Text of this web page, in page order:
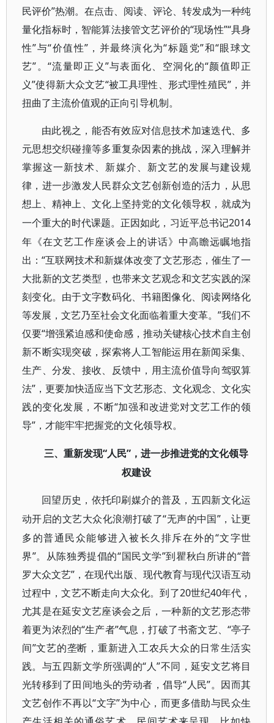
民评价”热潮。在点击、阅读、评论、转发成为一种纯
量化指标时，智能算法接管文艺评价的“现场性”“具身
性”与“价值性”，并最终演化为“标题党”和“眼球文
艺”。“流量即正义”与表面化、空洞化的“颜值即正
义”使得新大众文艺“被工具理性、形式理性殖民”，并
扭曲了主流价值观的正向引导机制。
由此视之，能否有效应对信息技术加速迭代、多
元思想交织碰撞等多重复杂因素的挑战，深入理解并
掌握这一新技术、新媒介、新文艺的发展与建设规
律，进一步激发人民群众文艺创新创造的活力，从思
想上、精神上、文化上坚持党的文化领导权，就成为
一个重大的时代课题。正因如此，习近平总书记2014
年《在文艺工作座谈会上的讲话》中高瞻远瞩地指
出：“互联网技术和新媒体改变了文艺形态，催生了一
大批新的文艺类型，也带来文艺观念和文艺实践的深
刻变化。由于文字数码化、书籍图像化、阅读网络化
等发展，文艺乃至社会文化面临着重大变革。”我们不
仅要“增强紧迫感和使命感，推动关键核心技术自主创
新不断实现突破，探索将人工智能运用在新闻采集、
生产、分发、接收、反馈中，用主流价值导向驾驭算
法”，更要加快适应当下文艺形态、文化观念、文化实
践的变化发展，不断“加强和改进党对文艺工作的领
导”，才能牢牢把握党的文化领导权。
三、重新发现“人民”，进一步推进党的文化领导
权建设
回望历史，依托印刷媒介的普及，五四新文化运
动开启的文艺大众化浪潮打破了“无声的中国”，让更
多的普通民众能够进入被长久排斥在外的“文字世
界”。从陈独秀提倡的“国民文学”到瞿秋白所讲的“普
罗大众文艺”，在现代出版、现代教育与现代汉语互动
过程中，文艺不断走向大众化。到了20世纪40年代，
尤其是在延安文艺座谈会之后，一种新的文艺形态带
着更为浓烈的“生产者”气息，打破了书斋文艺、“亭子
间”文艺的垄断，重新进入工农兵大众的日常生活实
践。与五四新文学所强调的“人”不同，延安文艺将目
光转移到了田间地头的劳动者，倡导“人民”。因而其
文艺创作不再以“文字”为中心，而更多借助与民众生